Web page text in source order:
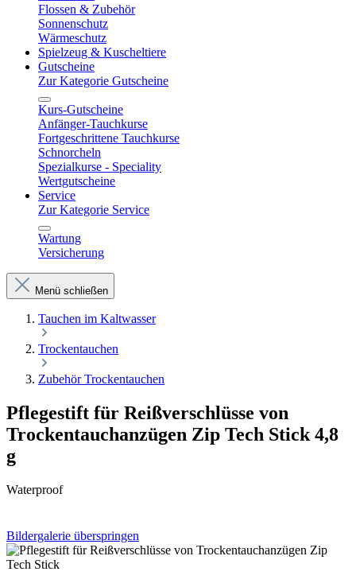
Flossen & Zubehör
Sonnenschutz
Wärmeschutz
Spielzeug & Kuscheltiere
Gutscheine
Zur Kategorie Gutscheine
Kurs-Gutscheine
Anfänger-Tauchkurse
Fortgeschrittene Tauchkurse
Schnorcheln
Spezialkurse - Speciality
Wertgutscheine
Service
Zur Kategorie Service
Wartung
Versicherung
Menü schließen
Tauchen im Kaltwasser
Trockentauchen
Zubehör Trockentauchen
Pflegestift für Reißverschlüsse von
Trockentauchanzügen Zip Tech Stick 4,8
g
Waterproof
Bildergalerie überspringen